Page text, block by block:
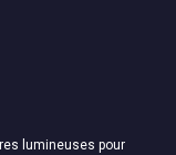
lumineuses pour